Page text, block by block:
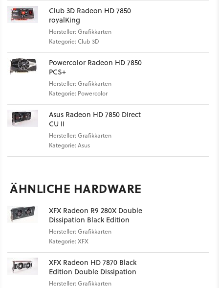
Club 3D Radeon HD 7850
royalKing
Hersteller: Grafikkarten
Kategorie: Club 3D
Powercolor Radeon HD 7850
PCS+
Hersteller: Grafikkarten
Kategorie: Powercolor
Asus Radeon HD 7850 Direct
CU II
Hersteller: Grafikkarten
Kategorie: Asus
ÄHNLICHE HARDWARE
XFX Radeon R9 280X Double
Dissipation Black Edition
Hersteller: Grafikkarten
Kategorie: XFX
XFX Radeon HD 7870 Black
Edition Double Dissipation
Hersteller: Grafikkarten